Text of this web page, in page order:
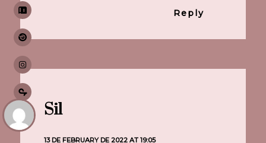
Reply
Sil
13 DE FEBRUARY DE 2022 AT 19:05